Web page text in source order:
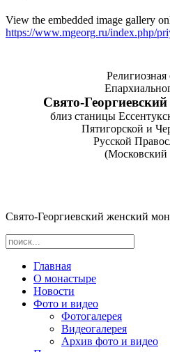
View the embedded image gallery
https://www.mgeorg.ru/index.php/
Религиозная
Cвято-­
близ станицы
Пятигорской и
Русской
(Московский
Cвято-­Георгиевский женский
Главная
О монастыре
Новости
Фото и видео
Фотогалерея
Видеогалерея
Архив фото и видео